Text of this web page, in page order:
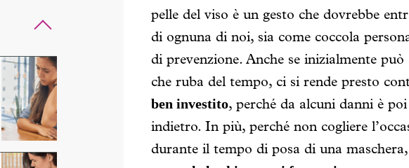
pelle del viso è un gesto che dovrebbe
di ognuna di noi, sia come coccola
di prevenzione. Anche se inizialmente
che ruba del tempo, ci si rende presto
ben investito, perché da alcuni danni è
indietro. In più, perché non cogliere
durante il tempo di posa di una maschera,